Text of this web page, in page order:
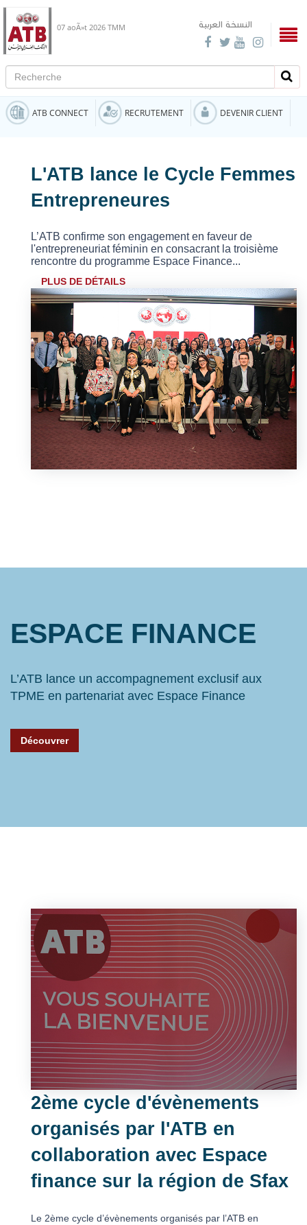
النسخة العربية 07 aoÃ»t 2026 TMM
Recherche
ATB CONNECT RECRUTEMENT DEVENIR CLIENT
L'ATB lance le Cycle Femmes
Entrepreneures
L’ATB confirme son engagement en faveur de
l'entrepreneuriat féminin en consacrant la troisième
rencontre du programme Espace Finance...
PLUS DE DÉTAILS
ESPACE FINANCE
L’ATB lance un accompagnement exclusif aux
TPME en partenariat avec Espace Finance
Découvrer
2ème cycle d'évènements
organisés par l'ATB en
collaboration avec Espace
finance sur la région de Sfax
Le 2ème cycle d’évènements organisés par l’ATB en